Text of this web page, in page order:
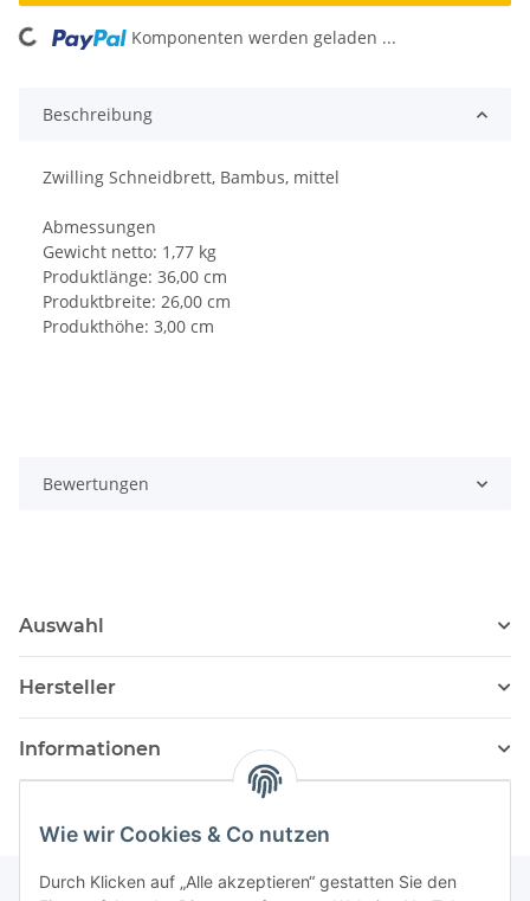
Wie wir Cookies & Co nutzen
Durch Klicken auf „Alle akzeptieren“ gestatten Sie den
Loading... Komponenten werden geladen ...
Beschreibung
Zwilling Schneidbrett, Bambus, mittel
Abmessungen
Gewicht netto: 1,77 kg
Produktlänge: 36,00 cm
Produktbreite: 26,00 cm
Produkthöhe: 3,00 cm
Bewertungen
Auswahl
Hersteller
Informationen